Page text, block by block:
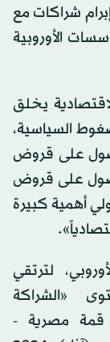
شراكات مع
الأوروبية
يخلق
السياسية،
على قروض
على قروض
أهمية كبيرة
لترتقي
«الشراكة
قمة مصرية -